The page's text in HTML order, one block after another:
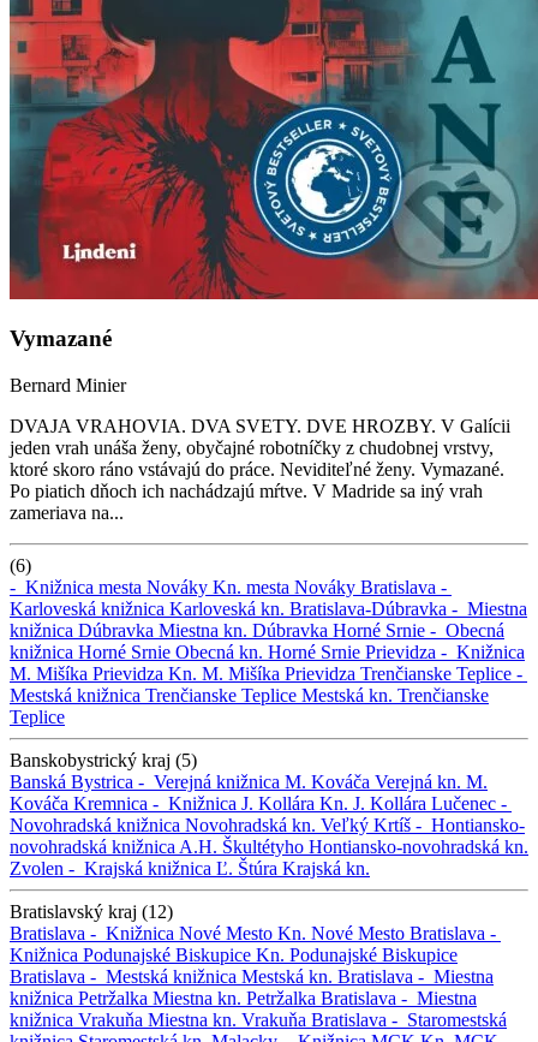
Vymazané
Bernard Minier
DVAJA VRAHOVIA. DVA SVETY. DVE HROZBY. V Galícii
jeden vrah unáša ženy, obyčajné robotníčky z chudobnej vrstvy,
ktoré skoro ráno vstávajú do práce. Neviditeľné ženy. Vymazané.
Po piatich dňoch ich nachádzajú mŕtve. V Madride sa iný vrah
zameriava na...
(6)
- Knižnica mesta Nováky Kn. mesta Nováky Bratislava -
Karloveská knižnica Karloveská kn. Bratislava-Dúbravka - Miestna
knižnica Dúbravka Miestna kn. Dúbravka Horné Srnie - Obecná
knižnica Horné Srnie Obecná kn. Horné Srnie Prievidza - Knižnica
M. Mišíka Prievidza Kn. M. Mišíka Prievidza Trenčianske Teplice -
Mestská knižnica Trenčianske Teplice Mestská kn. Trenčianske
Teplice
Banskobystrický kraj (5)
Banská Bystrica - Verejná knižnica M. Kováča Verejná kn. M.
Kováča Kremnica - Knižnica J. Kollára Kn. J. Kollára Lučenec -
Novohradská knižnica Novohradská kn. Veľký Krtíš - Hontiansko-
novohradská knižnica A.H. Škultétyho Hontiansko-novohradská kn.
Zvolen - Krajská knižnica Ľ. Štúra Krajská kn.
Bratislavský kraj (12)
Bratislava - Knižnica Nové Mesto Kn. Nové Mesto Bratislava -
Knižnica Podunajské Biskupice Kn. Podunajské Biskupice
Bratislava - Mestská knižnica Mestská kn. Bratislava - Miestna
knižnica Petržalka Miestna kn. Petržalka Bratislava - Miestna
knižnica Vrakuňa Miestna kn. Vrakuňa Bratislava - Staromestská